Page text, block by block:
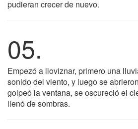
pudieran crecer de nuevo.
05.
Empezó a lloviznar, primero una
sonido del viento, y luego se
golpeó la ventana, se oscureció el
llenó de sombras.